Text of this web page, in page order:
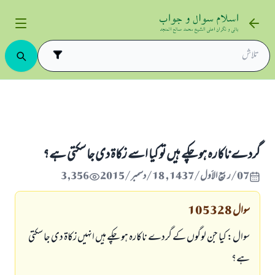
گردے ناکارہ ہو چکے ہیں تو کیا اسے زکاۃ دی جا سکتی ہے؟
07/ربيع الأول/1437 , 18/دسمبر/2015 3,356
سوال105328
سوال: کیا جن لوگوں کے گردے ناکارہ ہو چکے ہیں انہیں زکاۃ دی جا سکتی
ہے؟